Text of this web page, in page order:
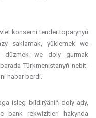
konserni tender toparynyň
saklamak, ýüklemek we
düzmek we doly gurmak
Türkmenistanyň nebit-
habar berdi.
isleg bildirýäniň doly ady,
bank rekwizitleri hakynda